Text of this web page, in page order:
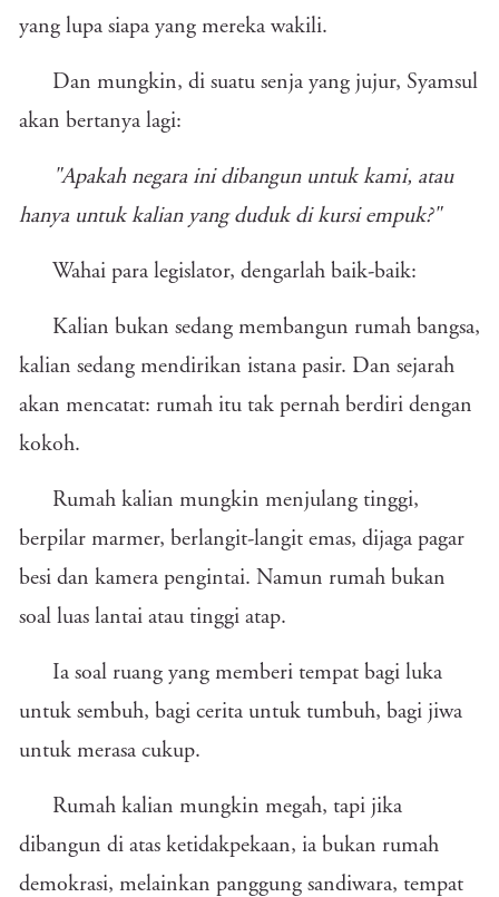
yang lupa siapa yang mereka wakili.
Dan mungkin, di suatu senja yang jujur, Syamsul
akan bertanya lagi:
"Apakah negara ini dibangun untuk kami, atau
hanya untuk kalian yang duduk di kursi empuk?"
Wahai para legislator, dengarlah baik-baik:
Kalian bukan sedang membangun rumah bangsa,
kalian sedang mendirikan istana pasir. Dan sejarah
akan mencatat: rumah itu tak pernah berdiri dengan
kokoh.
Rumah kalian mungkin menjulang tinggi,
berpilar marmer, berlangit-langit emas, dijaga pagar
besi dan kamera pengintai. Namun rumah bukan
soal luas lantai atau tinggi atap.
Ia soal ruang yang memberi tempat bagi luka
untuk sembuh, bagi cerita untuk tumbuh, bagi jiwa
untuk merasa cukup.
Rumah kalian mungkin megah, tapi jika
dibangun di atas ketidakpekaan, ia bukan rumah
demokrasi, melainkan panggung sandiwara, tempat